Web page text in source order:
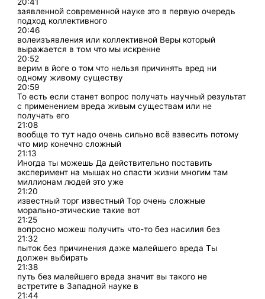
20:41
заявленной современной науке это в первую очередь
подход коллективного
20:46
волеизъявления или коллективной Веры который
выражается в том что мы искренне
20:52
верим в йоге о том что нельзя причинять вред ни
одному живому существу
20:59
То есть если станет вопрос получать научный результат
с применением вреда живым существам или не
получать его
21:08
вообще то тут надо очень сильно всё взвесить потому
что мир конечно сложный
21:13
Иногда ты можешь Да действительно поставить
эксперимент на мышах но спасти жизни многим там
миллионам людей это уже
21:20
известный торг известный Тор очень сложные
морально-этические такие вот
21:25
вопросно можеш получить что-то без насилия без
21:32
пыток без причинения даже малейшего вреда Ты
должен выбирать
21:38
путь без малейшего вреда значит вы такого не
встретите в Западной науке в
21:44